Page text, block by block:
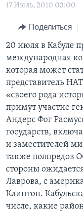
Перейти
поиск
ПОЧЕМУ ЭТО
ДИСКУССИЯ VOA
ДЕТАЛИ
НЬЮ-ЙОРК NEW
АМЕРИКА.
А КАК В АМЕРИКЕ?
АРТЕФАКТЫ
АМЕРИКАНСКИЕ
ТЕСТЫ
ФАКТЫ ПРОТИВ
ЗА СВОБОДУ
УЧИМ
ВИДЕО
ПОДПИСКА НА
Learning English
СОЦИАЛЬНЫЕ СЕТИ
Языки
17 Июль, 2010 03:00
Поделиться
20 июля в Кабуле
международная
которая может
представитель
«своего рода
примут участие
Андерс Фог
государств,
и заместителей
также полпредов
стороны
Лаврова, с
Клинтон.
числе, какие